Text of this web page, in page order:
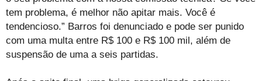
tem problema, é melhor não apitar mais. Você é
tendencioso.” Barros foi denunciado e pode ser punido
com uma multa entre R$ 100 e R$ 100 mil, além de
suspensão de uma a seis partidas.